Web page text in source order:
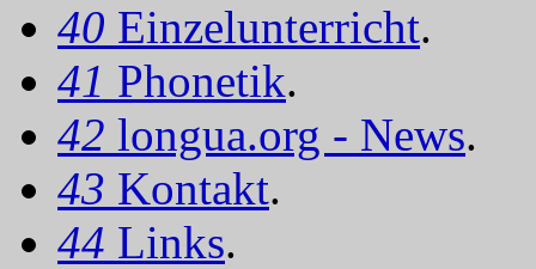
40 Einzelunterricht.
41 Phonetik.
42 longua.org - News.
43 Kontakt.
44 Links.